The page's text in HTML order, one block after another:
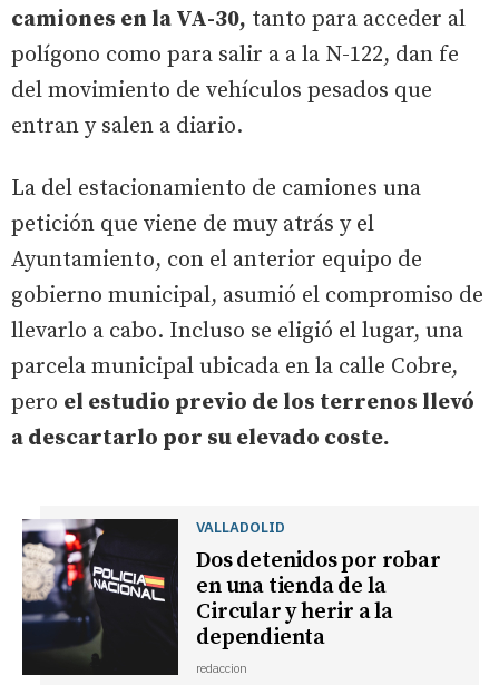
camiones en la VA-30, tanto para acceder al
polígono como para salir a a la N-122, dan fe
del movimiento de vehículos pesados que
entran y salen a diario.
La del estacionamiento de camiones una
petición que viene de muy atrás y el
Ayuntamiento, con el anterior equipo de
gobierno municipal, asumió el compromiso de
llevarlo a cabo. Incluso se eligió el lugar, una
parcela municipal ubicada en la calle Cobre,
pero el estudio previo de los terrenos llevó
a descartarlo por su elevado coste.
VALLADOLID
Dos detenidos por robar
en una tienda de la
Circular y herir a la
dependienta
redaccion